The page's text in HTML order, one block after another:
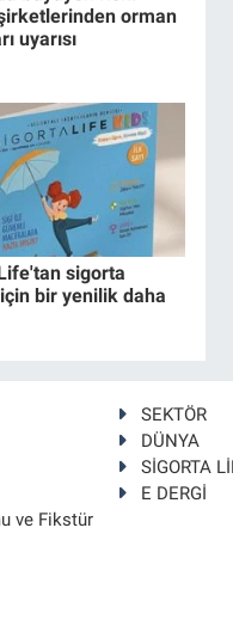
orman
uyarısı
sigorta
bir yenilik daha
ve Fikstür
SEKTÖR
DÜNYA
SİGORTA
E DERGİ